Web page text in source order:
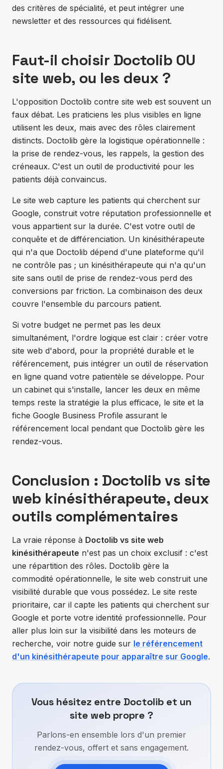
des critères de spécialité, et peut intégrer une
newsletter et des ressources qui fidélisent.
Faut-il choisir Doctolib OU
site web, ou les deux ?
L'opposition Doctolib contre site web est souvent un
faux débat. Les praticiens les plus visibles en ligne
utilisent les deux, mais avec des rôles clairement
distincts. Doctolib gère la logistique opérationnelle :
la prise de rendez-vous, les rappels, la gestion des
créneaux. C'est un outil de productivité pour les
patients déjà convaincus.
Le site web capture les patients qui cherchent sur
Google, construit votre réputation professionnelle et
vous appartient sur la durée. C'est votre outil de
conquête et de différenciation. Un kinésithérapeute
qui n'a que Doctolib dépend d'une plateforme qu'il
ne contrôle pas ; un kinésithérapeute qui n'a qu'un
site sans outil de prise de rendez-vous perd des
conversions par friction. La combinaison des deux
couvre l'ensemble du parcours patient.
Si votre budget ne permet pas les deux
simultanément, l'ordre logique est clair : créer votre
site web d'abord, pour la propriété durable et le
référencement, puis intégrer un outil de réservation
en ligne quand votre patientèle se développe. Pour
un cabinet qui s'installe, lancer les deux en même
temps reste la stratégie la plus efficace, le site et la
fiche Google Business Profile assurant le
référencement local pendant que Doctolib gère les
rendez-vous.
Conclusion : Doctolib vs site
web kinésithérapeute, deux
outils complémentaires
La vraie réponse à Doctolib vs site web
kinésithérapeute n'est pas un choix exclusif : c'est
une répartition des rôles. Doctolib gère la
commodité opérationnelle, le site web construit une
visibilité durable que vous possédez. Le site reste
prioritaire, car il capte les patients qui cherchent sur
Google et porte votre identité professionnelle. Pour
aller plus loin sur la visibilité dans les moteurs de
recherche, voir notre guide sur le référencement
d'un kinésithérapeute pour apparaître sur Google.
Vous hésitez entre Doctolib et un
site web propre ?
Parlons-en ensemble lors d'un premier
rendez-vous, offert et sans engagement.